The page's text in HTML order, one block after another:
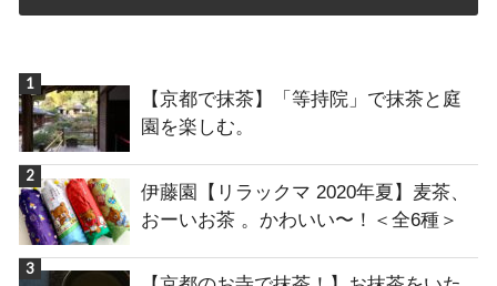
【京都で抹茶】「等持院」で抹茶と庭
園を楽しむ。
伊藤園【リラックマ 2020年夏】麦茶、
おーいお茶 。かわいい〜！＜全6種＞